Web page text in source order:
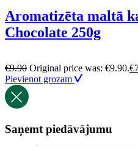
Aromatizēta maltā
Chocolate 250g
€9.90 Original price was: €9.90.€
Pievienot grozam
Saņemt piedāvājumu